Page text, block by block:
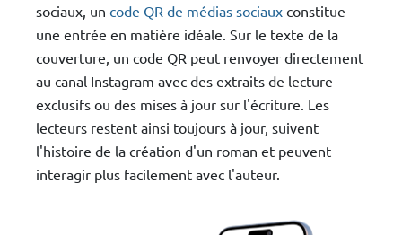
sociaux, un code QR de médias sociaux constitue
une entrée en matière idéale. Sur le texte de la
couverture, un code QR peut renvoyer directement
au canal Instagram avec des extraits de lecture
exclusifs ou des mises à jour sur l'écriture. Les
lecteurs restent ainsi toujours à jour, suivent
l'histoire de la création d'un roman et peuvent
interagir plus facilement avec l'auteur.